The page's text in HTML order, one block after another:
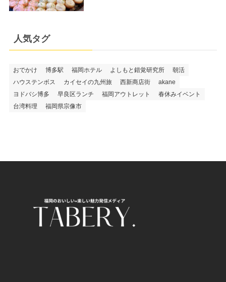
人気タグ
おでかけ 博多駅 福岡ホテル よしもと錯覚研究所
朝活
ハウステンボス
カイセイの九州旅 西新商店街
akane
ヨドバシ博多
早良区ランチ 福岡アウトレット
春休みイベント
台湾料理
福岡県宗像市